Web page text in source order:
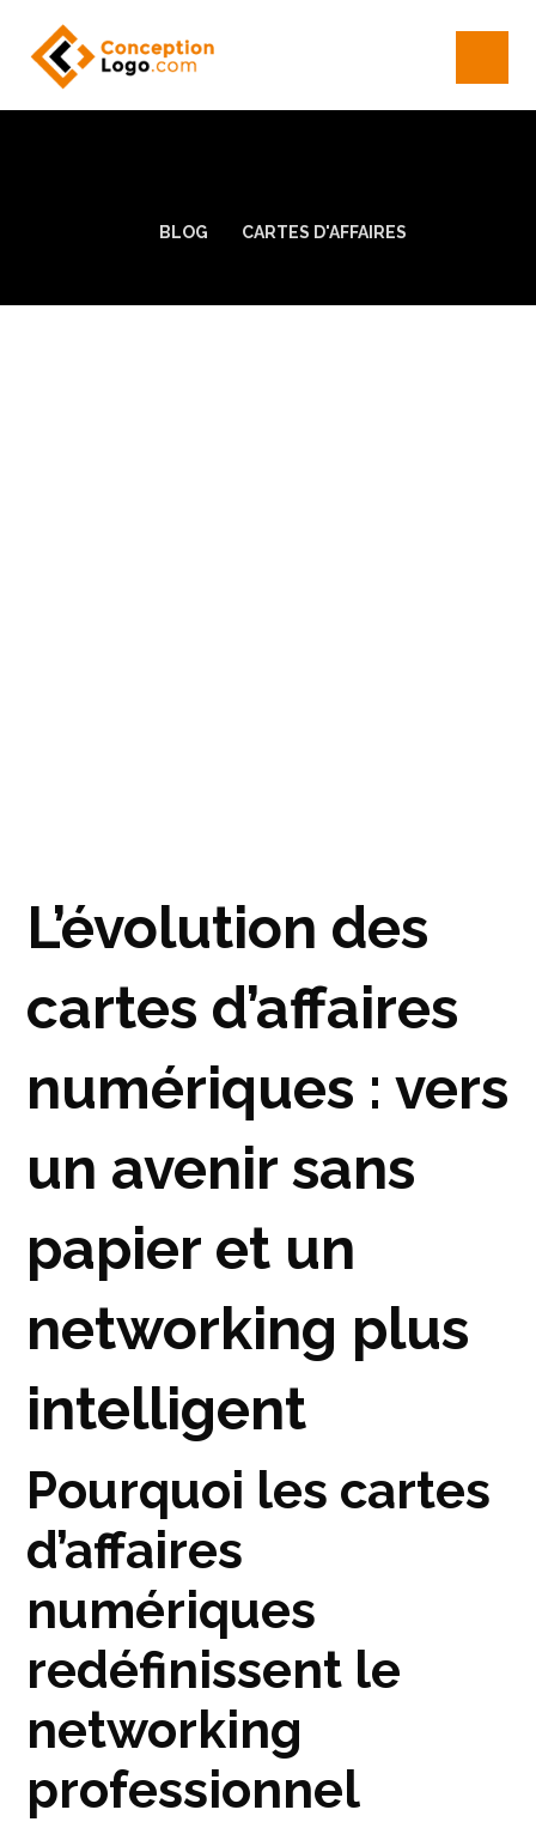
BLOG CARTES D'AFFAIRES
L’évolution des
cartes d’affaires
numériques : vers
un avenir sans
papier et un
networking plus
intelligent
Pourquoi les cartes
d’affaires
numériques
redéfinissent le
networking
professionnel